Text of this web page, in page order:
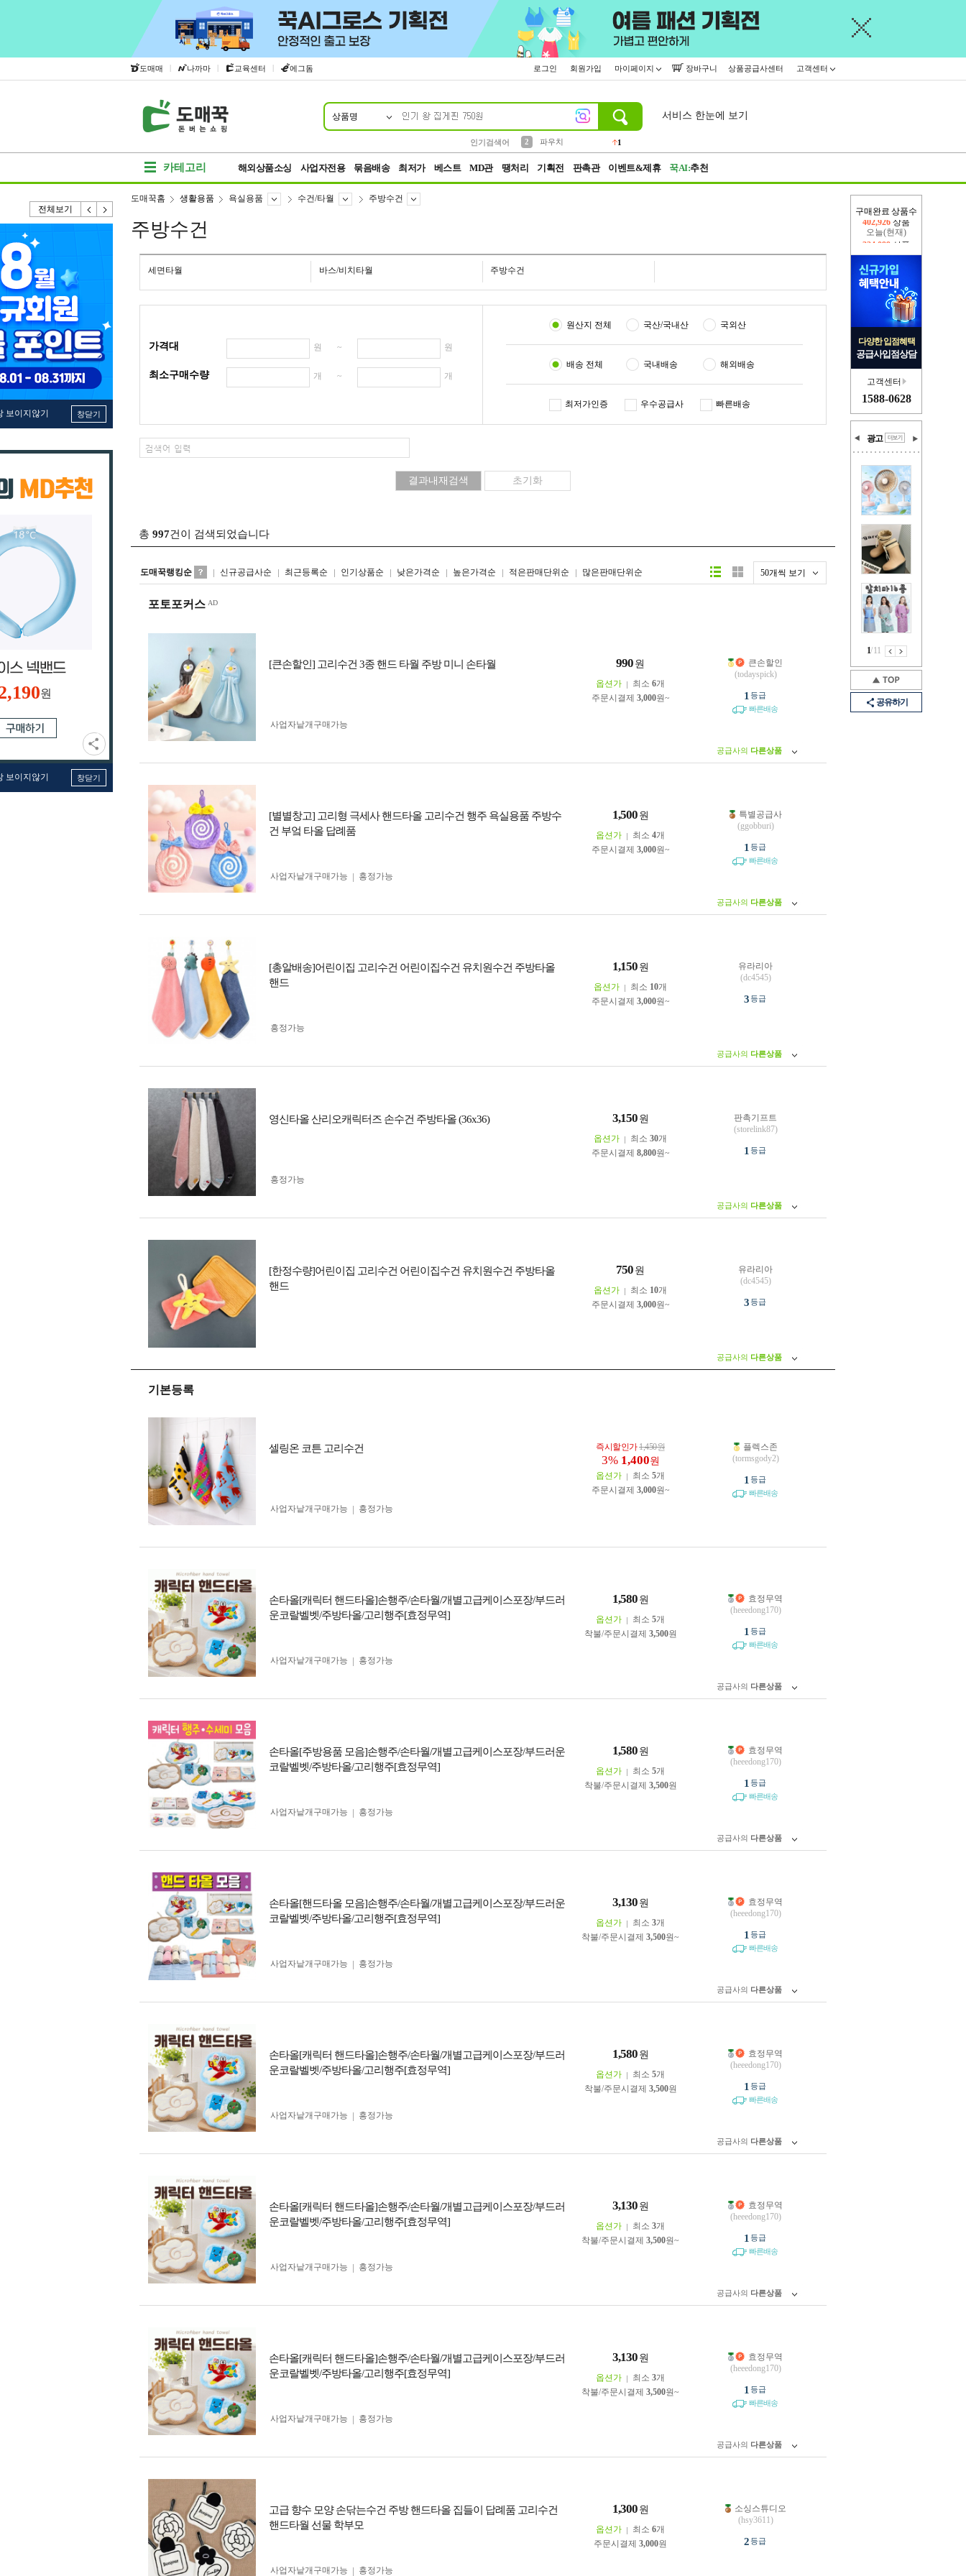
도매매 | 나까마 | 교육센터 | 에그돔 로그인 회원가입 마이페이지 장바구니 상품공급사센터 고객센터
상품명
인기검색어
2
파우치
1
서비스 한눈에 보기
카테고리 해외상품소싱 사업자전용 묶음배송 최저가 베스트 MD관 땡처리 기획전 판촉관 이벤트&제휴 꾹AI:추천
전체보기
보이지않기 창닫기
원
보이지않기 창닫기
구매완료 상품수
오늘(현재)
324,099상품
다양한 입점혜택
공급사입점상담
고객센터
1588-0628
광고
1/11
공유하기
도매꾹홈 생활용품 욕실용품 수건/타월 주방수건
주방수건
세면타월 바스/비치타월 주방수건
가격대 원 ~ 원
최소구매수량 개 ~ 개
원산지 전체 국산/국내산 국외산
배송 전체 국내배송 해외배송
최저가인증 우수공급사 빠른배송
총 997건이 검색되었습니다
도매꾹랭킹순 신규공급사순 최근등록순 인기상품순 낮은가격순 높은가격순 적은판매단위순 많은판매단위순 50개씩 보기
리스트형갤러리형
포토포커스
[큰손할인] 고리수건 3종 핸드 타월 주방 미니 손타월 990 원
옵션가 최소 6개
주문시결제 3,000원~
사업자 낱개구매가능
큰손할인
(todayspick)
1 등급
빠른배송
공급사의 다른상품
[별별창고] 고리형 극세사 핸드타올 고리수건 행주 욕실용품 주방수
건 부엌 타올 답례품
1,500 원
옵션가 최소 4개
주문시결제 3,000원~
사업자 낱개구매가능 흥정가능
특별공급사
(ggobburi)
1 등급
빠른배송
공급사의 다른상품
[총알배송]어린이집 고리수건 어린이집수건 유치원수건 주방타올
핸드
1,150 원
옵션가 최소 10개
주문시결제 3,000원~
흥정가능
유라리아
(dc4545)
3등급
공급사의 다른상품
영신타올 산리오캐릭터즈 손수건 주방타올 (36x36) 3,150 원
옵션가 최소 30개
주문시결제 8,800원~
흥정가능
판촉기프트
(storelink87)
1 등급
공급사의 다른상품
[한정수량]어린이집 고리수건 어린이집수건 유치원수건 주방타올
핸드
750 원
옵션가 최소 10개
주문시결제 3,000원~
유라리아
(dc4545)
3등급
공급사의 다른상품
기본등록
셀링온 코튼 고리수건 즉시할인가1,450원
3% 1,400원
옵션가 최소 5개
주문시결제 3,000원~
사업자 낱개구매가능
흥정가능
플렉스존
(tormsgody2)
1 등급
빠른배송
손타올[캐릭터 핸드타올]손행주/손타월/개별고급케이스포장/부드러
운코랄벨벳/주방타올/고리행주[효정무역]
1,580 원
옵션가 최소 5개
착불/주문시결제 3,500원
사업자 낱개구매가능 흥정가능
효정무역
(heeedong170)
1 등급
빠른배송
공급사의 다른상품
손타올[주방용품 모음]손행주/손타월/개별고급케이스포장/부드러운
코랄벨벳/주방타올/고리행주[효정무역]
1,580 원
옵션가 최소 5개
착불/주문시결제 3,500원
사업자 낱개구매가능 흥정가능
효정무역
(heeedong170)
1 등급
빠른배송
공급사의 다른상품
손타올[핸드타올 모음]손행주/손타월/개별고급케이스포장/부드러운
코랄벨벳/주방타올/고리행주[효정무역]
3,130 원
옵션가 최소 3개
착불/주문시결제 3,500원~
사업자 낱개구매가능 흥정가능
효정무역
(heeedong170)
1 등급
빠른배송
공급사의 다른상품
손타올[캐릭터 핸드타올]손행주/손타월/개별고급케이스포장/부드러
운코랄벨벳/주방타올/고리행주[효정무역]
1,580 원
옵션가 최소 5개
착불/주문시결제 3,500원
사업자 낱개구매가능 흥정가능
효정무역
(heeedong170)
1 등급
빠른배송
공급사의 다른상품
손타올[캐릭터 핸드타올]손행주/손타월/개별고급케이스포장/부드러
운코랄벨벳/주방타올/고리행주[효정무역]
3,130 원
옵션가 최소 3개
착불/주문시결제 3,500원~
사업자 낱개구매가능 흥정가능
효정무역
(heeedong170)
1 등급
빠른배송
공급사의 다른상품
손타올[캐릭터 핸드타올]손행주/손타월/개별고급케이스포장/부드러
운코랄벨벳/주방타올/고리행주[효정무역]
3,130 원
옵션가 최소 3개
착불/주문시결제 3,500원~
사업자 낱개구매가능 흥정가능
효정무역
(heeedong170)
1 등급
빠른배송
공급사의 다른상품
고급 향수 모양 손닦는수건 주방 핸드타올 집들이 답례품 고리수건
핸드타월 선물 학부모
1,300 원
옵션가 최소 6개
주문시결제 3,000원
사업자 낱개구매가능 흥정가능
소싱스튜디오
(hsy3611)
2등급